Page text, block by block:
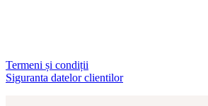
Termeni și condiții
Siguranta datelor clientilor